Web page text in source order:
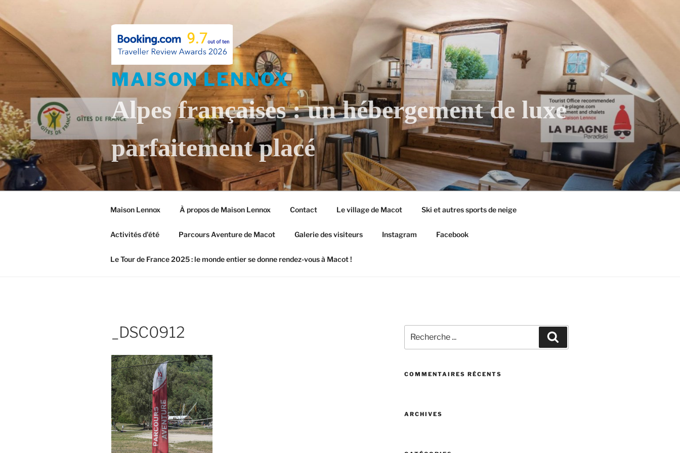
to
content
MAISON LENNOX
Alpes françaises : un hébergement de luxe
parfaitement placé
Maison Lennox À propos de Maison Lennox Contact Le village de Macot Ski et autres sports de neige
Activités d'été Parcours Aventure de Macot Galerie des visiteurs Instagram Facebook
Le Tour de France 2025 : le monde entier se donne rendez-vous à Macot !
_DSC0912
COMMENTAIRES RÉCENTS
ARCHIVES